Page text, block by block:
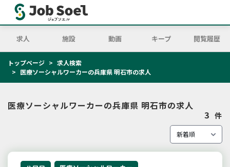
求人 施設 動画 キープ 閲覧履歴
トップページ
求人検索
医療ソーシャルワーカーの兵庫県 明石市の求人
医療ソーシャルワーカーの兵庫県 明石市の求人
3 件